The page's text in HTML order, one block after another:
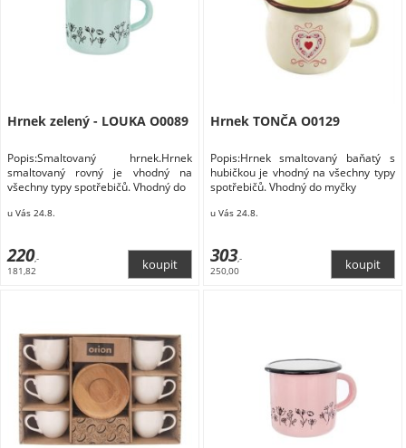
Hrnek zelený - LOUKA O0089
Popis:Smaltovaný hrnek.Hrnek
smaltovaný rovný je vhodný na
všechny typy spotřebičů. Vhodný do
u Vás 24.8.
220,-
181,82
Hrnek TONČA O0129
Popis:Hrnek smaltovaný baňatý s
hubičkou je vhodný na všechny typy
spotřebičů. Vhodný do myčky
u Vás 24.8.
303,-
250,00